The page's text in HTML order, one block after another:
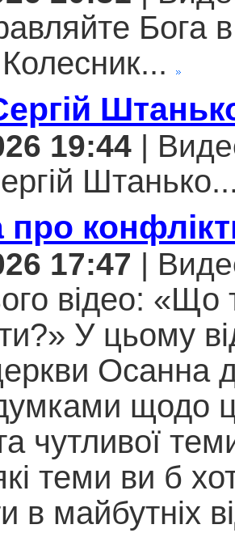
Бога
19:44 |
17:47 |
відео: «Що
У цьому
Осанна
щодо
чутливої
теми ви б
в майбутніх